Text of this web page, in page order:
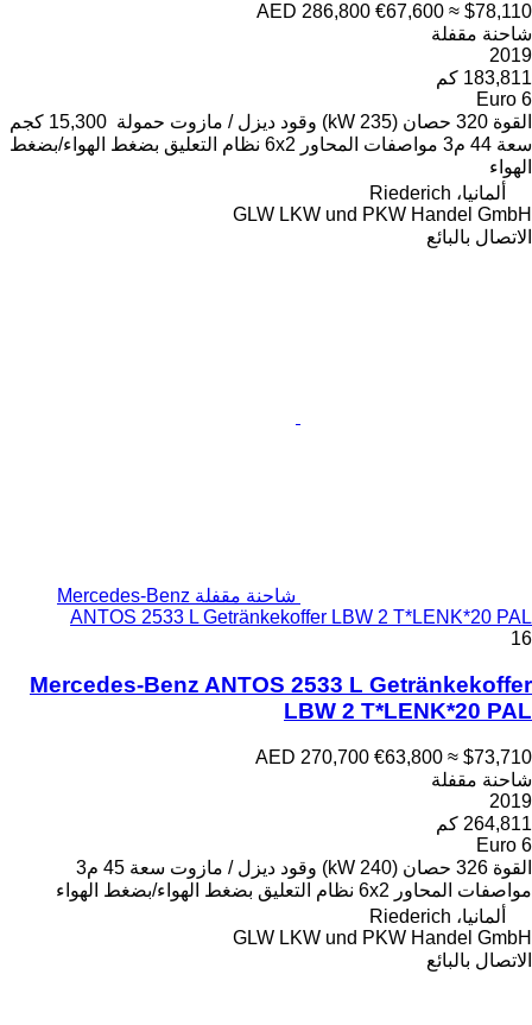
AED
ديزل / مازوت حمولة 15,300 كجم
6x2 نظام التعليق بضغط الهواء/بضغط
GLW
شاحنة مقفلة Mercedes-Benz
ANTOS 2533 L
Mercedes-Benz ANTOS
AED
ديزل / مازوت سعة 45 م3
بضغط الهواء/بضغط الهواء
GLW